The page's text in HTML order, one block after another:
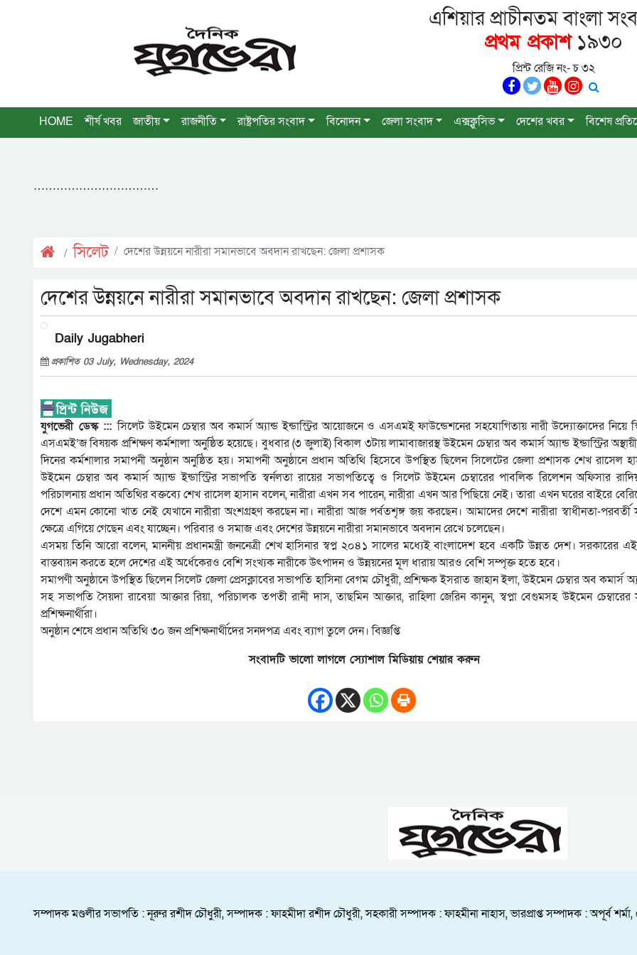
এশিয়ার প্রাচীনতম বাংলা
প্রথম প্রকাশ১৯৩০
প্রিন্ট রেজি নং- চ ৩২
HOME শীর্ষ খবর জাতীয় রাজনীতি রাষ্ট্রপতির সংবাদ বিনোদন জেলা সংবাদ এক্সক্লুসিভ দেশের খবর বিশেষ
……………………………
সিলেট দেশের উন্নয়নে নারীরা সমানভাবে অবদান রাখছেন: জেলা প্রশাসক
দেশের উন্নয়নে নারীরা সমানভাবে অবদান রাখছেন: জেলা প্রশাসক
Daily Jugabheri
প্রকাশিত 03 July, Wednesday, 2024
যুগভেরী ডেস্ক :::সিলেট উইমেন চেম্বার অব কমার্স অ্যান্ড ইন্ডাস্ট্রির আয়োজনে ও এসএমই ফাউন্ডেশনের সহযোগিতায় নারী উদ্যোক্তাদের নিয়ে
এসএমই’জ বিষয়ক প্রশিক্ষণ কর্মশালা অনুষ্ঠিত হয়েছে। বুধবার (৩ জুলাই) বিকাল ৩টায় লামাবাজারস্থ উইমেন চেম্বার অব কমার্স অ্যান্ড ইন্ডাস্ট্রির
দিনের কর্মশালার সমাপনী অনুষ্ঠান অনুষ্ঠিত হয়। সমাপনী অনুষ্ঠানে প্রধান অতিথি হিসেবে উপস্থিত ছিলেন সিলেটের জেলা প্রশাসক শেখ রাসেল
উইমেন চেম্বার অব কমার্স অ্যান্ড ইন্ডাস্ট্রির সভাপতি স্বর্নলতা রায়ের সভাপতিত্বে ও সিলেট উইমেন চেম্বারের পাবলিক রিলেশন অফিসার
পরিচালনায় প্রধান অতিথির বক্তব্যে শেখ রাসেল হাসান বলেন, নারীরা এখন সব পারেন, নারীরা এখন আর পিছিয়ে নেই। তারা এখন ঘরের বাইরে
দেশে এমন কোনো খাত নেই যেখানে নারীরা অংশগ্রহণ করছেন না। নারীরা আজ পর্বতশৃঙ্গ জয় করছেন। আমাদের দেশে নারীরা স্বাধীনতা-পরবর্তী
ক্ষেত্রে এগিয়ে গেছেন এবং যাচ্ছেন। পরিবার ও সমাজ এবং দেশের উন্নয়নে নারীরা সমানভাবে অবদান রেখে চলেছেন।
এসময় তিনি আরো বলেন, মাননীয় প্রধানমন্ত্রী জননেত্রী শেখ হাসিনার স্বপ্ন ২০৪১ সালের মধ্যেই বাংলাদেশ হবে একটি উন্নত দেশ। সরকারের
বাস্তবায়ন করতে হলে দেশের এই অর্ধেকেরও বেশি সংখ্যক নারীকে উৎপাদন ও উন্নয়নের মূল ধারায় আরও বেশি সম্পৃক্ত হতে হবে।
সমাপণী অনুষ্ঠানে উপস্থিত ছিলেন সিলেট জেলা প্রেসক্লাবের সভাপতি হাসিনা বেগম চৌধুরী, প্রশিক্ষক ইসরাত জাহান ইলা, উইমেন চেম্বার অব কমার্স
সহ সভাপতি সৈয়দা রাবেয়া আক্তার রিয়া, পরিচালক তপতী রানী দাস, তাছমিন আক্তার, রাহিলা জেরিন কানুন, স্বপ্না বেগুমসহ উইমেন
প্রশিক্ষনার্থীরা।
অনুষ্ঠান শেষে প্রধান অতিথি ৩০ জন প্রশিক্ষনার্থীদের সনদপত্র এবং ব্যাগ তুলে দেন। বিজ্ঞপ্তি
সংবাদটি ভালো লাগলে স্যোশাল মিডিয়ায় শেয়ার করুন
সম্পাদক মণ্ডলীর সভাপতি : নূরুর রশীদ চৌধুরী, সম্পাদক : ফাহমীদা রশীদ চৌধুরী, সহকারী সম্পাদক : ফাহমীনা নাহাস, ভারপ্রাপ্ত সম্পাদক : অপূর্ব